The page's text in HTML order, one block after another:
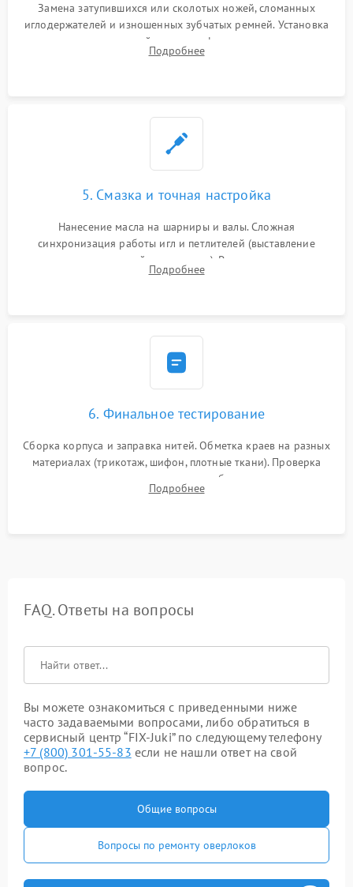
Замена затупившихся или сколотых ножей, сломанных
иглодержателей и изношенных зубчатых ремней. Установка
новых петлителей взамен деформированных.
Восстановление контактов в педали и цепях
Подробнее
5. Смазка и точная настройка
Нанесение масла на шарниры и валы. Сложная
синхронизация работы игл и петлителей (выставление
зазоров до сотых долей миллиметра). Регулировка прижима
ножей, ширины обметки и хода дифференциального
Подробнее
6. Финальное тестирование
Сборка корпуса и заправка нитей. Обметка краев на разных
материалах (трикотаж, шифон, плотные ткани). Проверка
ровности среза, эластичности шва, работы ролевого шва и
отсутствия стягивания или волнистости ткани.
Подробнее
FAQ. Ответы на вопросы
Вы можете ознакомиться с приведенными ниже
часто задаваемыми вопросами, либо обратиться в
сервисный центр “FIX-Juki” по следующему телефону
+7 (800) 301-55-83 если не нашли ответ на свой
вопрос.
Общие вопросы
Вопросы по ремонту оверлоков